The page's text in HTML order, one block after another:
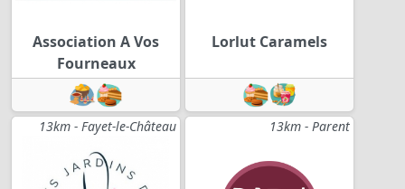
Association A Vos
Fourneaux
Lorlut Caramels
13km - Fayet-le-Château 13km - Parent